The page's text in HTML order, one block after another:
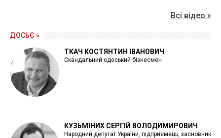
Всі відео »
ДОСЬЄ »
ТКАЧ КОСТЯНТИН ІВАНОВИЧ
Скандальний одеський бізнесмен
КУЗЬМІНИХ СЕРГІЙ ВОЛОДИМИРОВИЧ
Народний депутат України, підприємець, засновник